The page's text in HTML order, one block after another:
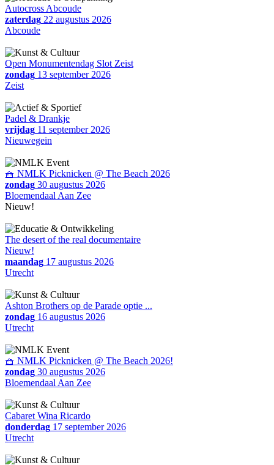
Autocross Abcoude
zaterdag 22 augustus 2026
Abcoude
Open Monumentendag Slot Zeist
zondag 13 september 2026
Zeist
Padel & Drankje
vrijdag 11 september 2026
Nieuwegein
🧺 NMLK Picknicken @ The Beach 2026
zondag 30 augustus 2026
Bloemendaal Aan Zee
Nieuw!
The desert of the real documentaire
Nieuw!
maandag 17 augustus 2026
Utrecht
Ashton Brothers op de Parade optie ...
zondag 16 augustus 2026
Utrecht
🧺 NMLK Picknicken @ The Beach 2026!
zondag 30 augustus 2026
Bloemendaal Aan Zee
Cabaret Wina Ricardo
donderdag 17 september 2026
Utrecht